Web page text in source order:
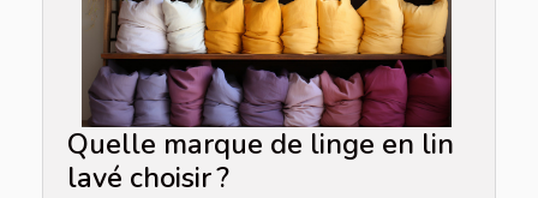
Quelle marque de linge en lin
lavé choisir ?